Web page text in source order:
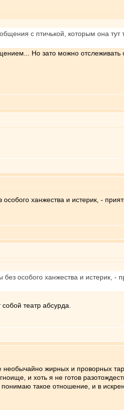
с птичькой, которым она тут
Но зато можно отслеживать
ханжества и истерик, -
особого ханжества и истерик, -
театр абсурда.
необычайно жирных и проворных
и хоть я не готов
такое отношение, и в